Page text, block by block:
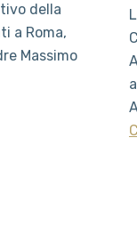
della
a Roma,
Massimo